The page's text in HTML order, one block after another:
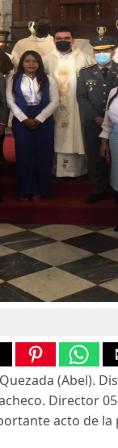
(Abel).
Director
acto de